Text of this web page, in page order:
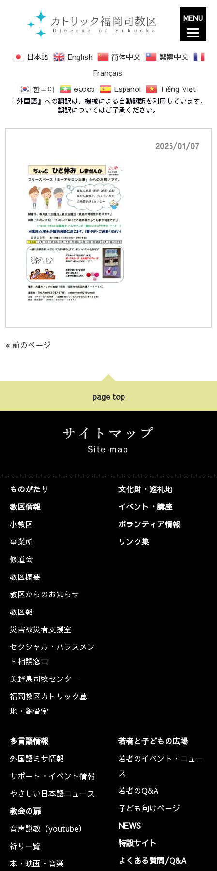
日本語 English 简体中文
繁體中文
Français
한국어
ဗမာစာ Español Tiếng Việt
『外国語』への翻訳は、機械による自動翻訳を利用しています。
誤訳についてはご了承ください。
ミーアサロン1月～5月予定
2025/01/07
« 前のページ
page top
ものがたり
教区情報
小教区
事業所
修道会
教区概要
教区からのお知らせ
教区報
災害被災者支援室
セクシャル・ハラスメン
ト相談窓口
美野島司牧センター
福岡教区カトリック墓
地・納骨堂
文化財・巡礼地
イベント・講座
ボランティア情報
リンク集
多言語情報
外国語ミサ情報
サポート・イベント情報
やさしい日本語ニュース
教会の扉
音声説教（youtube）
祈り一覧
本・映画・音楽
若者と子どもの広場
若者のイベント・ニュー
ス
若者のQ&A
子ども向けページ
NEWS
特設サイト
よくある質問/Q&A
MENU